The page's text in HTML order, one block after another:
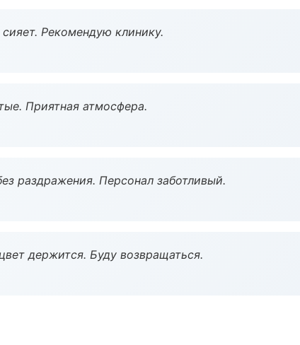
Рекомендую клинику.
Приятная атмосфера.
раздражения. Персонал заботливый.
держится. Буду возвращаться.